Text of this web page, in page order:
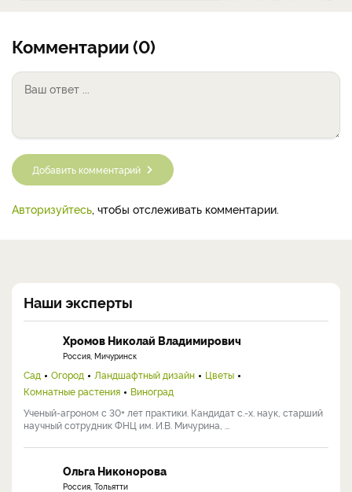
Комментарии (0)
Добавить комментарий
Авторизуйтесь , чтобы отслеживать комментарии.
Наши эксперты
Хромов Николай Владимирович
Россия, Мичуринск
Сад Огород Ландшафтный дизайн
Цветы
Комнатные растения
Виноград
Ученый-агроном с 30+ лет практики. Кандидат с.-х. наук, старший
научный сотрудник ФНЦ им. И.В. Мичурина, ...
Ольга Никонорова
Россия, Тольятти